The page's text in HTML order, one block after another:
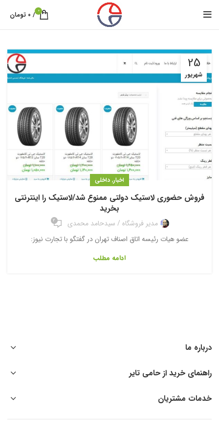
0
/ ۰ تومان
25
شهریور
اخبار, داخلی
فروش حضوری لاستیک دولتی ممنوع شد/لاستیک را اینترنتی
بخرید
مدیر فروشگاه / سیدحامد محمدی 2
عضو هیات رئیسه اتاق اصناف تهران در گفتگو با تجارت نیوز:
ادامه مطلب
درباره ما
راهنمای خرید از حامی تایر
خدمات مشتریان